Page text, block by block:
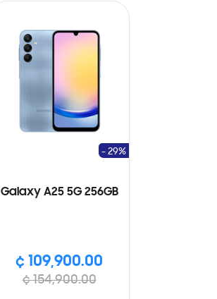
Galaxy A25 5G 256GB
¢ 109,900.00
¢ 154,900.00
- 29%